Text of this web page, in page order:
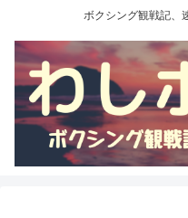
ボクシング観戦記、